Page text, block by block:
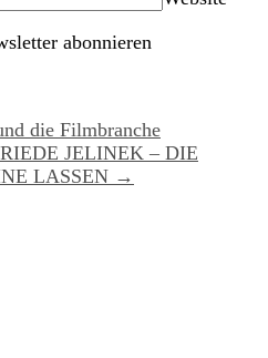
abonnieren
die Filmbranche
JELINEK – DIE
LASSEN →